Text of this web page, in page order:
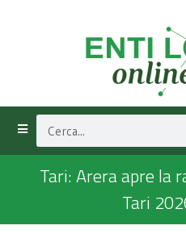
Tari: Arera apre la
Tari